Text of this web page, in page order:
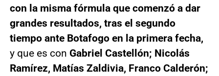
con la misma fórmula que comenzó a dar
grandes resultados, tras el segundo
tiempo ante Botafogo en la primera fecha,
y que es con Gabriel Castellón; Nicolás
Ramírez, Matías Zaldivia, Franco Calderón;